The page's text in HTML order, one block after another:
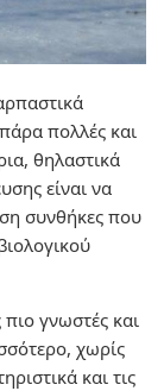
πολλές και
θηλαστικά
είναι να
συνθήκες που
γνωστές και
χωρίς
και τις